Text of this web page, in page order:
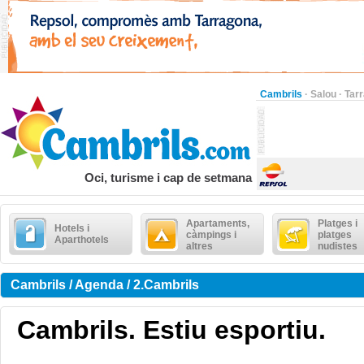
Cambrils · Salou ·
Oci, turisme i cap de setmana
Hotels i
Aparthotels
Apartaments,
càmpings i
altres
Platges i
platges
nudistes
Cambrils / Agenda / 2.Cambrils
Cambrils. Estiu esportiu.